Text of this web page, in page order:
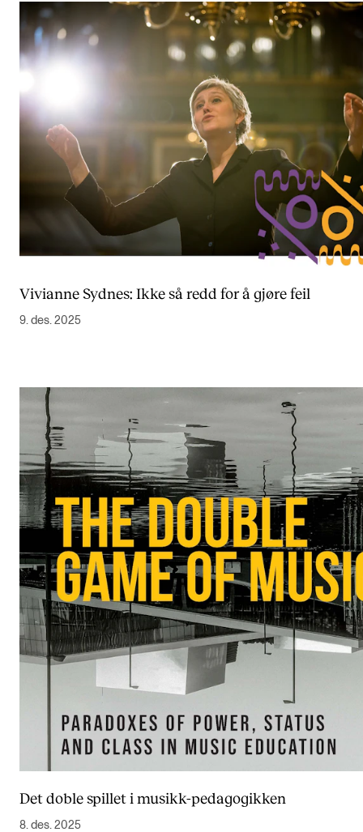
Vivianne Sydnes: Ikke så redd for å gjøre feil
9. des. 2025
Det doble spillet i musikk-pedagogikken
8. des. 2025